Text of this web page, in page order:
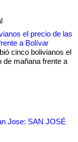
el precio de las
a Bolívar
cinco bolivianos el
de mañana frente a
Jose: SAN JOSÉ